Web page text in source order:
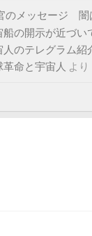
のメッセージ 闇
の開示が近づい
人のテレグラム
命と宇宙人 より